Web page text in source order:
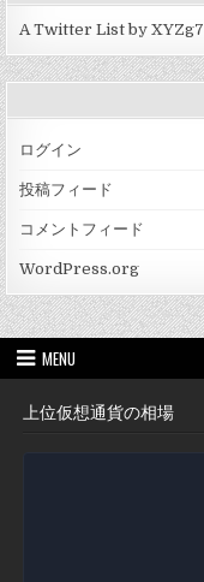
A Twitter List by XYZg7
ログイン
投稿フィード
コメントフィード
WordPress.org
MENU
上位仮想通貨の相場